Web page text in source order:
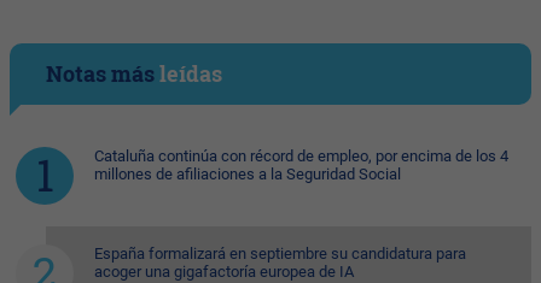
Notas másleídas
Cataluña continúa con récord de empleo, por encima de los 4
millones de afiliaciones a la Seguridad Social
España formalizará en septiembre su candidatura para
acoger una gigafactoría europea de IA